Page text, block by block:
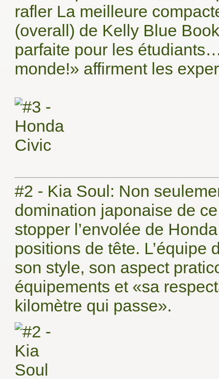
rafler La meilleure
(overall) de Kelly Blue
parfaite pour les
monde!» affirment les
#2 - Kia Soul: Non
domination japonaise de
stopper l’envolée de
positions de tête.
son style, son aspect
équipements et «sa
kilomètre qui passe».